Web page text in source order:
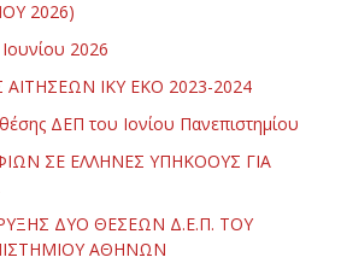
2026)
2026
ΙΚΥ ΕΚΟ 2023-2024
ΔΕΠ του Ιονίου Πανεπιστημίου
ΣΕ ΕΛΛΗΝΕΣ ΥΠΗΚΟΟΥΣ ΓΙΑ
ΔΥΟ ΘΕΣΕΩΝ Δ.Ε.Π. ΤΟΥ
ΑΘΗΝΩΝ